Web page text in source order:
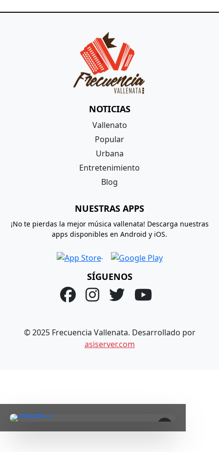
NOTICIAS
Vallenato
Popular
Urbana
Entretenimiento
Blog
NUESTRAS APPS
¡No te pierdas la mejor música vallenata! Descarga nuestras
apps disponibles en Android y iOS.
SÍGUENOS
© 2025 Frecuencia Vallenata. Desarrollado por
asiserver.com
×